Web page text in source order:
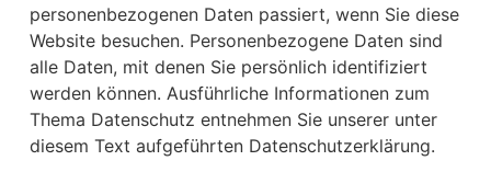
personenbezogenen Daten passiert, wenn Sie diese
Website besuchen. Personenbezogene Daten sind
alle Daten, mit denen Sie persönlich identifiziert
werden können. Ausführliche Informationen zum
Thema Datenschutz entnehmen Sie unserer unter
diesem Text aufgeführten Datenschutzerklärung.